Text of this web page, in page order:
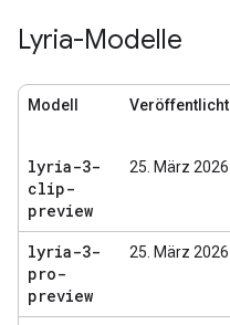
Lyria-Modelle
Modell Veröffentlicht
lyria-3-
clip-
preview
25. März 2026
lyria-3-
pro-
preview
25. März 2026